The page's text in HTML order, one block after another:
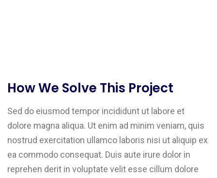
How We Solve This Project
Sed do eiusmod tempor incididunt ut labore et
dolore magna aliqua. Ut enim ad minim veniam, quis
nostrud exercitation ullamco laboris nisi ut aliquip ex
ea commodo consequat. Duis aute irure dolor in
reprehen derit in voluptate velit esse cillum dolore